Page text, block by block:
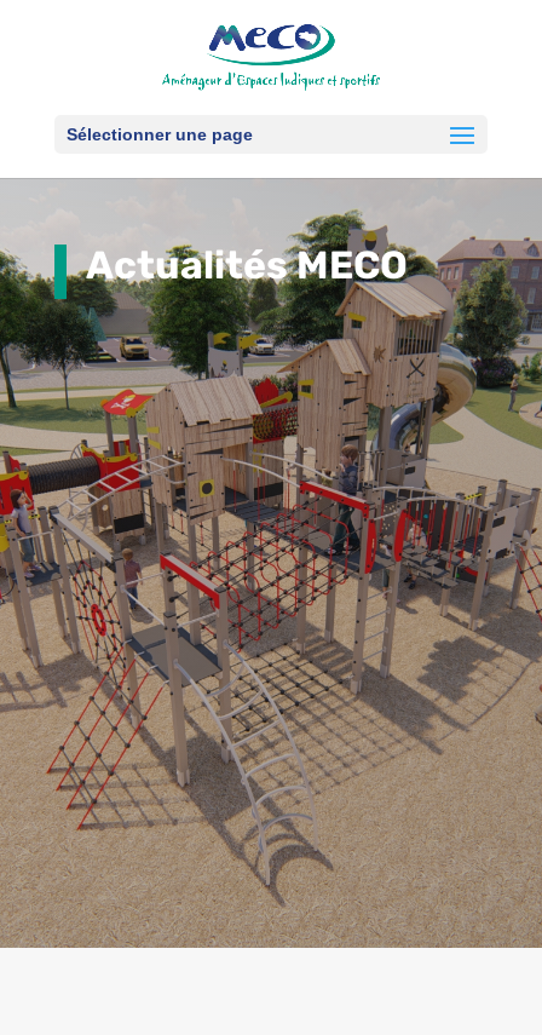
Sélectionner une page
Actualités MECO